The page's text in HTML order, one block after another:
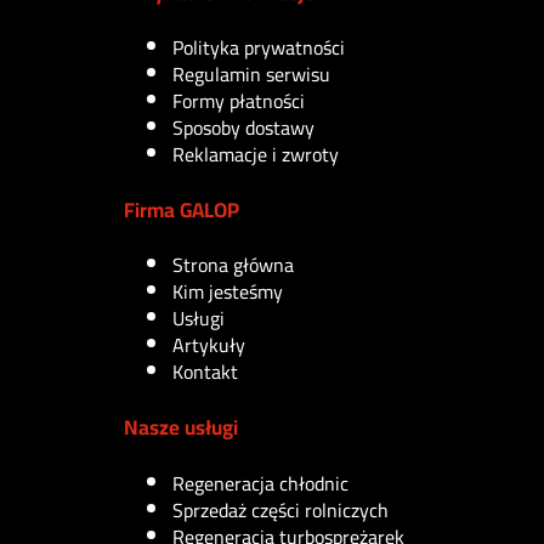
Polityka prywatności
Regulamin serwisu
Formy płatności
Sposoby dostawy
Reklamacje i zwroty
Firma GALOP
Strona główna
Kim jesteśmy
Usługi
Artykuły
Kontakt
Nasze usługi
Regeneracja chłodnic
Sprzedaż części rolniczych
Regeneracja turbosprężarek